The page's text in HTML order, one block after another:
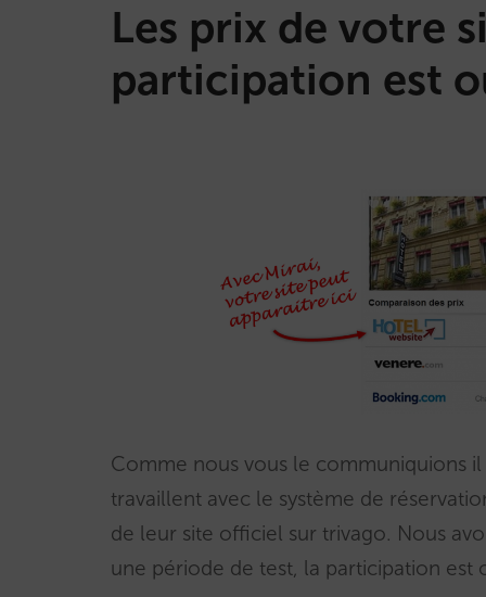
Les prix de votre
participation est
Comme nous vous le communiquions
travaillent avec le système de
de leur site officiel sur trivago. Nous
une période de test, la participation est